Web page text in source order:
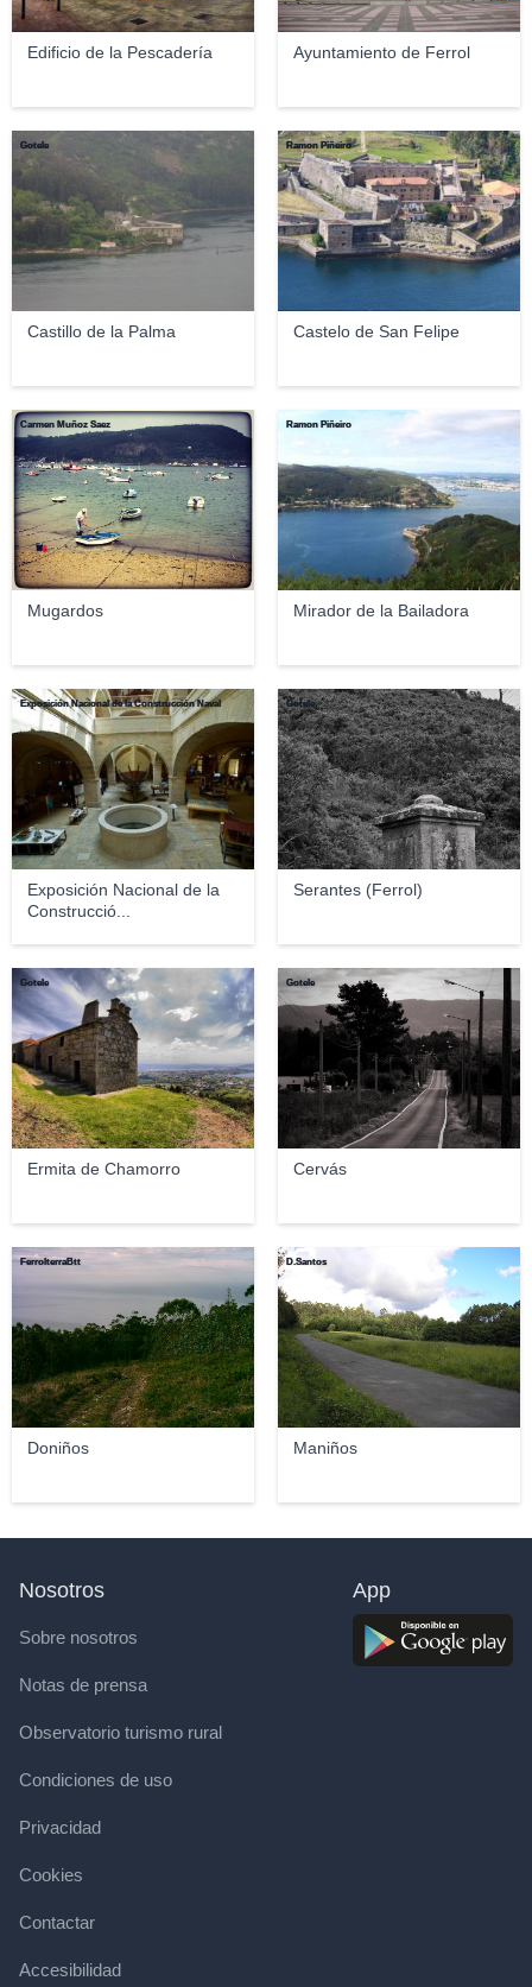
Edificio de la Pescadería Ayuntamiento de Ferrol
Castillo de la Palma
Gotele
Castelo de San Felipe
Ramon Piñeiro
Mugardos
Carmen Muñoz Saez
Mirador de la Bailadora
Ramon Piñeiro
Exposición Nacional de la
Construcció...
Exposición Nacional de la Construcción Naval
Serantes (Ferrol)
Gotele
Ermita de Chamorro
Gotele
Cervás
Gotele
Doniños
FerrolterraBtt
Maniños
D.Santos
Nosotros
Sobre nosotros
Notas de prensa
Observatorio turismo rural
Condiciones de uso
Privacidad
Cookies
Contactar
Accesibilidad
App